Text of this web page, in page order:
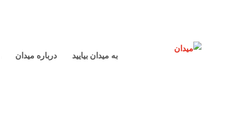
به میدان بیایید درباره میدان